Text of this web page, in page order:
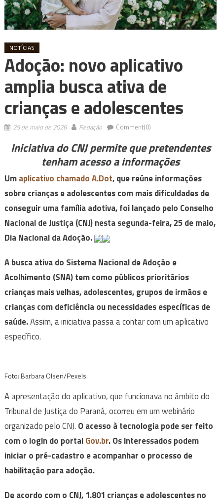
NOTÍCIAS
Adoção: novo aplicativo
amplia busca ativa de
crianças e adolescentes
25 de maio de 2026 Redação Comment(0)
Iniciativa do CNJ permite que pretendentes
tenham acesso a informações
Umaplicativo chamado A.Dot, que reúne informações
sobre crianças e adolescentes com mais dificuldades de
conseguir uma família adotiva, foi lançado pelo Conselho
Nacional de Justiça (CNJ) nesta segunda-feira, 25 de maio,
Dia Nacional da Adoção.
A busca ativa do Sistema Nacional de Adoção e
Acolhimento (SNA) tem como públicos prioritários
crianças mais velhas, adolescentes, grupos de irmãos e
crianças com deficiência ou necessidades específicas de
saúde.Assim, a iniciativa passa a contar com um aplicativo
específico.
Foto: Barbara Olsen/Pexels.
A apresentação do aplicativo, que funcionava no âmbito do
Tribunal de Justiça do Paraná, ocorreu em um webinário
organizado pelo CNJ. O acesso à tecnologia pode ser feito
com o login do portalGov.br. Os interessados podem
iniciar o pré-cadastro e acompanhar o processo de
habilitação para adoção.
De acordo com o CNJ, 1.801 crianças e adolescentes no